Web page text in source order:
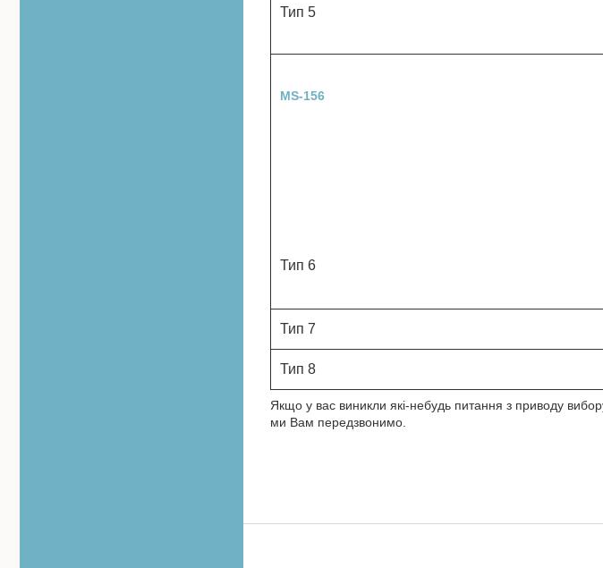
Тип 5
MS-156
Тип 6
Тип 7
Тип 8
Якщо у вас виникли які-небудь питання з приводу
ми Вам передзвонимо.